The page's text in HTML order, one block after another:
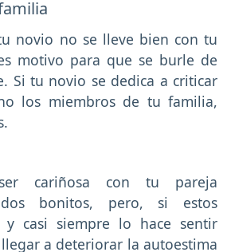
novio no se lleve bien con tu
motivo para que se burle de
Si tu novio se dedica a criticar
los miembros de tu familia,
cariñosa con tu pareja
bonitos, pero, si estos
casi siempre lo hace sentir
a deteriorar la autoestima